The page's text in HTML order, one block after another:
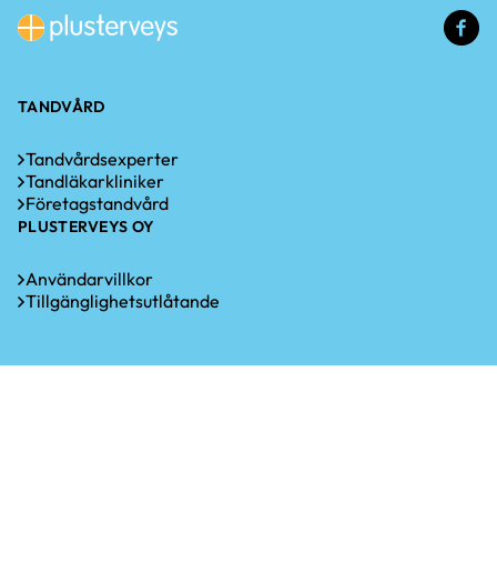
TANDVÅRD
Tandvårdsexperter
Tandläkarkliniker
Företagstandvård
PLUSTERVEYS OY
Användarvillkor
Tillgänglighetsutlåtande